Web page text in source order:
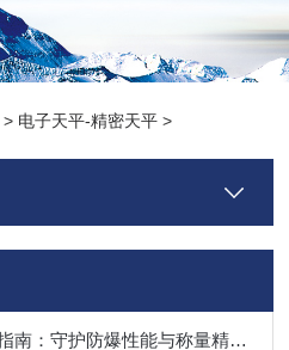
> 电子天平-精密天平 >
防爆电子天平日常维护指南：守护防爆性能与称量精度的双重核心